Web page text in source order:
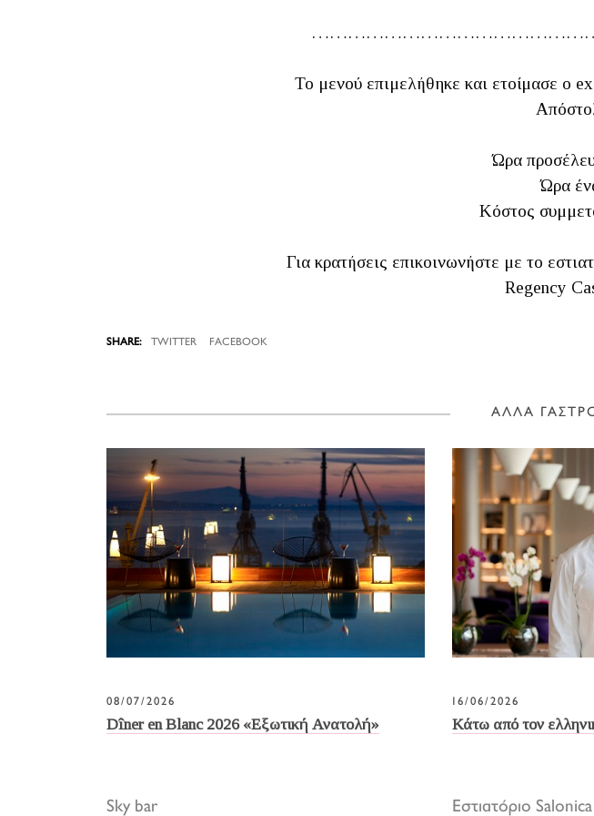
Το μενού επιμελήθηκε και ετοίμασε ο
Ώρα
Ώρα
Κόστος
Για κρατήσεις επικοινωνήστε με το
Regency
TWITTER FACEBOOK
ΑΛΛΑ
08/07/2026
Dîner en Blanc 2026 «Εξωτική Ανατολή»
Sky bar
16/06/2026
Κάτω από τον
Εστιατόριο Salonica